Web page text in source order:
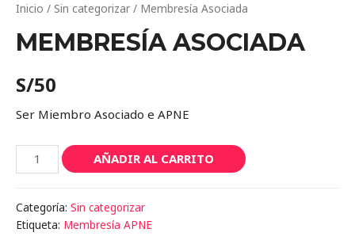
Inicio / Sin categorizar / Membresía Asociada
MEMBRESÍA ASOCIADA
S/50
Ser Miembro Asociado e APNE
Membresía
Asociada
AÑADIR AL CARRITO
Categoría: Sin categorizar
Etiqueta: Membresía APNE